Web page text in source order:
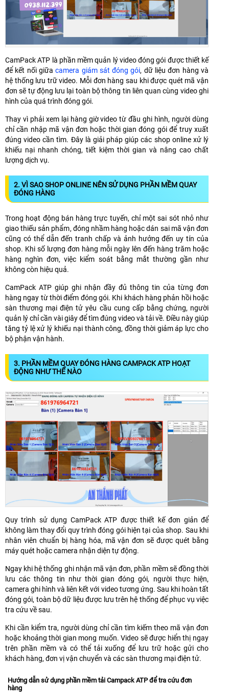
CamPack ATP là phần mềm quản lý video đóng gói được thiết kế
để kết nối giữacamera giám sát đóng gói, dữ liệu đơn hàng và
hệ thống lưu trữ video. Mỗi đơn hàng sau khi được quét mã vận
đơn sẽ tự động lưu lại toàn bộ thông tin liên quan cùng video ghi
hình của quá trình đóng gói.
Thay vì phải xem lại hàng giờ video từ đầu ghi hình, người dùng
chỉ cần nhập mã vận đơn hoặc thời gian đóng gói để truy xuất
đúng video cần tìm. Đây là giải pháp giúp các shop online xử lý
khiếu nại nhanh chóng, tiết kiệm thời gian và nâng cao chất
lượng dịch vụ.
2. VÌ SAO SHOP ONLINE NÊN SỬ DỤNG PHẦN MỀM QUAY
ĐÓNG HÀNG
Trong hoạt động bán hàng trực tuyến, chỉ một sai sót nhỏ như
giao thiếu sản phẩm, đóng nhầm hàng hoặc dán sai mã vận đơn
cũng có thể dẫn đến tranh chấp và ảnh hưởng đến uy tín của
shop. Khi số lượng đơn hàng mỗi ngày lên đến hàng trăm hoặc
hàng nghìn đơn, việc kiểm soát bằng mắt thường gần như
không còn hiệu quả.
CamPack ATP giúp ghi nhận đầy đủ thông tin của từng đơn
hàng ngay từ thời điểm đóng gói. Khi khách hàng phản hồi hoặc
sàn thương mại điện tử yêu cầu cung cấp bằng chứng, người
quản lý chỉ cần vài giây để tìm đúng video và tải về. Điều này giúp
tăng tỷ lệ xử lý khiếu nại thành công, đồng thời giảm áp lực cho
bộ phận vận hành.
3. PHẦN MỀM QUAY ĐÓNG HÀNG CAMPACK ATP HOẠT
ĐỘNG NHƯ THẾ NÀO
Quy trình sử dụng CamPack ATP được thiết kế đơn giản để
không làm thay đổi quy trình đóng gói hiện tại của shop. Sau khi
nhân viên chuẩn bị hàng hóa, mã vận đơn sẽ được quét bằng
máy quét hoặc camera nhận diện tự động.
Ngay khi hệ thống ghi nhận mã vận đơn, phần mềm sẽ đồng thời
lưu các thông tin như thời gian đóng gói, người thực hiện,
camera ghi hình và liên kết với video tương ứng. Sau khi hoàn tất
đóng gói, toàn bộ dữ liệu được lưu trên hệ thống để phục vụ việc
tra cứu về sau.
Khi cần kiểm tra, người dùng chỉ cần tìm kiếm theo mã vận đơn
hoặc khoảng thời gian mong muốn. Video sẽ được hiển thị ngay
trên phần mềm và có thể tải xuống để lưu trữ hoặc gửi cho
khách hàng, đơn vị vận chuyển và các sàn thương mại điện tử.
Hướng dẫn sử dụng phần mềm tải Campack ATP để tra cứu đơn
hàng